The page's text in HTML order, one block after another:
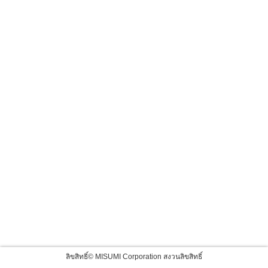
ลิขสิทธิ์© MISUMI Corporation สงวนลิขสิทธิ์